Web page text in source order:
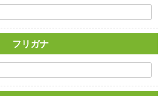
フリガナ